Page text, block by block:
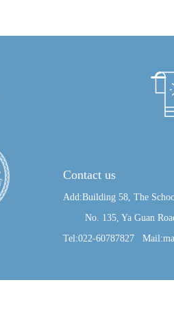
Contact us
Add:Building 58, The
No. 135, Ya Guan
Tel:022-60787827